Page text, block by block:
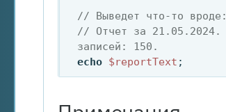
// Выведет что-то вроде:
// Отчет за 21.05.2024.
записей: 150.
echo $reportText